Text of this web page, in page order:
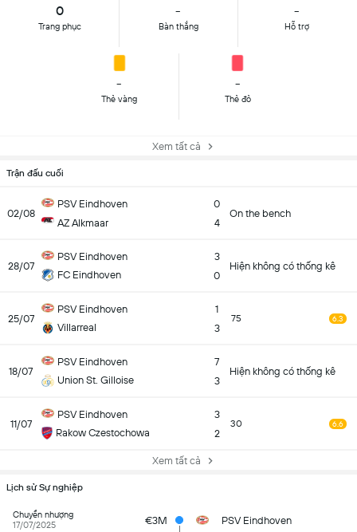
0
Trang phục
-
Bàn thắng
-
Hỗ trợ
-
Thẻ vàng
-
Thẻ đỏ
Xem tất cả
Trận đấu cuối
02/08
PSV Eindhoven
AZ Alkmaar
0
4
On the bench
28/07
PSV Eindhoven
FC Eindhoven
3
0
Hiện không có thống kê
25/07
PSV Eindhoven
Villarreal
1
3
75 6.3
18/07
PSV Eindhoven
Union St. Gilloise
7
3
Hiện không có thống kê
11/07
PSV Eindhoven
Rakow Czestochowa
3
2
30 6.6
Xem tất cả
Lịch sử Sự nghiệp
Chuyển nhượng
17/07/2025
€3M PSV Eindhoven